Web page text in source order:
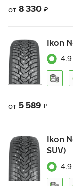
от 8 330 ₽
Ikon
4.9
от 5 589 ₽
Ikon
SUV)
4.9